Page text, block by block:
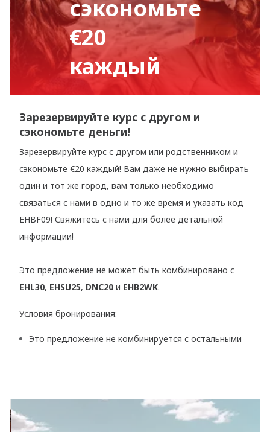
сэкономьте
€20
каждый
Зарезервируйте курс с другом и
сэкономьте деньги!
Зарезервируйте курс с другом или родственником и
сэкономьте €20 каждый! Вам даже не нужно выбирать
один и тот же город, вам только необходимо
связаться с нами в одно и то же время и указать код
EHBF09! Свяжитесь с нами для более детальной
информации!
Это предложение не может быть комбинировано с
EHL30, EHSU25, DNC20 и EHB2WK.
Условия бронирования:
Это предложение не комбинируется с остальными